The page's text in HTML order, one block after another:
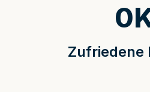
Zufriedene
0